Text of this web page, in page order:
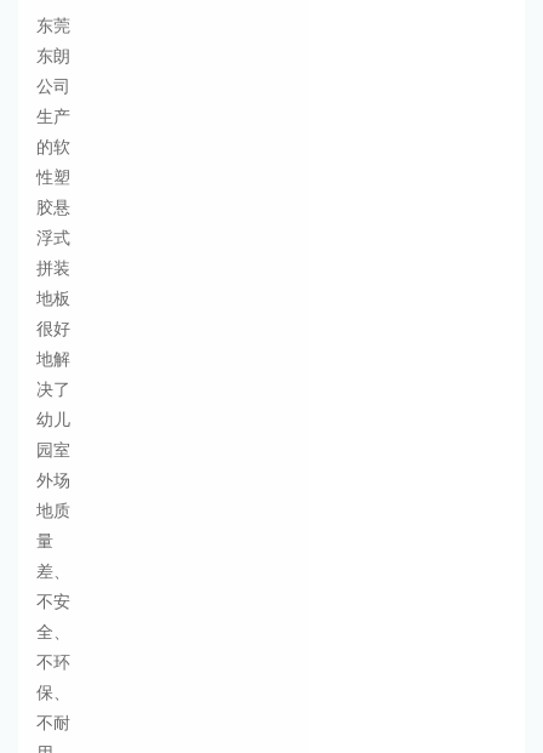
东莞
东朗
公司
生产
的软
性塑
胶悬
浮式
拼装
地板
很好
地解
决了
幼儿
园室
外场
地质
量
差、
不安
全、
不环
保、
不耐